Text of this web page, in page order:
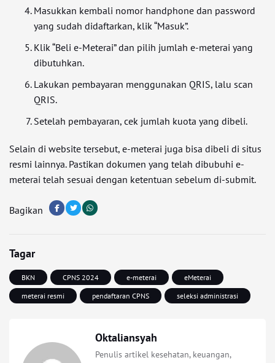
Masukkan kembali nomor handphone dan password
yang sudah didaftarkan, klik “Masuk”.
Klik “Beli e-Meterai” dan pilih jumlah e-meterai yang
dibutuhkan.
Lakukan pembayaran menggunakan QRIS, lalu scan
QRIS.
Setelah pembayaran, cek jumlah kuota yang dibeli.
Selain di website tersebut, e-meterai juga bisa dibeli di situs
resmi lainnya. Pastikan dokumen yang telah dibubuhi e-
meterai telah sesuai dengan ketentuan sebelum di-submit.
Bagikan
Tagar
BKN CPNS 2024 e-meterai
eMeterai
meterai resmi
pendaftaran CPNS seleksi administrasi
Oktaliansyah
Penulis artikel kesehatan, keuangan,